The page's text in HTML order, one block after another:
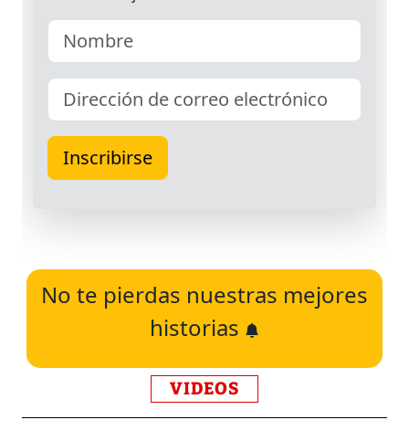
No te pierdas nuestras mejores
historias
VIDEOS